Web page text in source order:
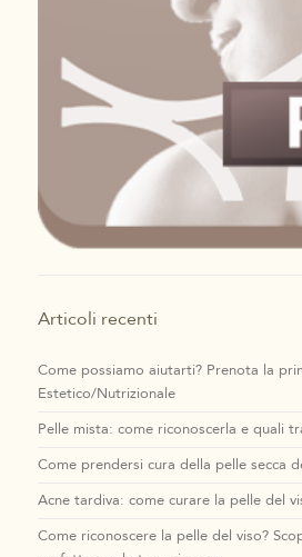
Articoli recenti
Come possiamo aiutarti? Prenota la
Estetico/Nutrizionale
Pelle mista: come riconoscerla e quali
Come prendersi cura della pelle secca
Acne tardiva: come curare la pelle del
Come riconoscere la pelle del viso?